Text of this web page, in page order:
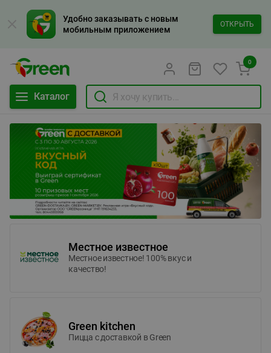
Удобно заказывать с новым
мобильным приложением
ОТКРЫТЬ
Каталог
0
Местное известное
Местное известное! 100% вкус и
качество!
Green kitchen
Пицца c доставкой в Green